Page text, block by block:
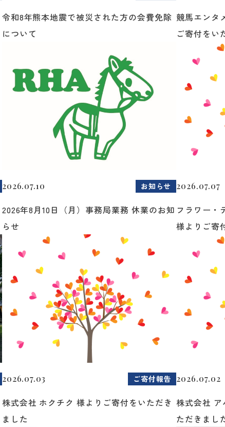
令和8年熊本地震で被災された方の会費免除
について
競馬エンタ
ご寄付をい
2026.07.10 お知らせ
2026年8月10日（月）事務局業務 休業のお知
らせ
2026.07.07
フラワー・
様よりご寄
2026.07.03 ご寄付報告
株式会社 ホクチク 様よりご寄付をいただき
ました
2026.07.02
株式会社
ただきまし